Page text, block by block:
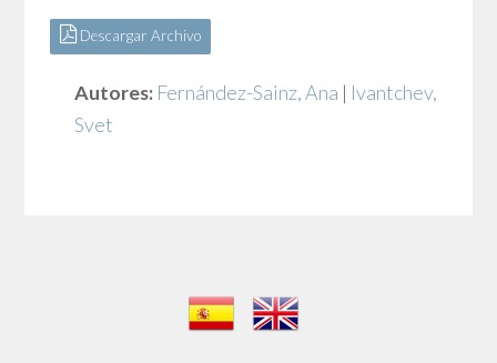
Descargar Archivo
Autores: Fernández-Sainz, Ana | Ivantchev,
Svet